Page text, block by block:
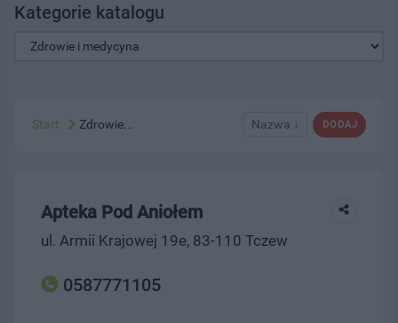
Kategorie katalogu
DODAJ
Nazwa ↓
Start Zdrowie...
Apteka Pod Aniołem
ul. Armii Krajowej 19e, 83-110 Tczew
0587771105